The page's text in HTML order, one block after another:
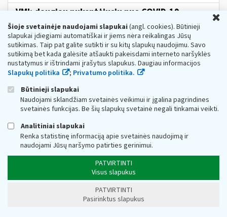
VMI: daugiau nukentėjusių nuo COVID-19
verslininkų gali teikti paraišką subsidijai
Web turinio sąrašas 2021-04-07
Valstybinė mokesčių inspekcija (toliau – VMI)
informuoja, jog įsigaliojus subsidijų nuo COVID-19
nukentėjusioms įmonėms Aprašo pakeitimui,
individualioms įmonėms, mažosioms bendrijoms,...
Metai:2021
DUK Dėl priemonės „subsidijos įmonėms,
veikiančioms itin paveiktuose sektoriuose“
Web turinio sąrašas
1.Koks teisės aktas reglamentuoja subsidijų skyrimą
įmonėms? Subsidijų įmonėms, veikiančioms itin
paveiktuose sektoriuose, lėšų skyrimoir
administravimo tvarkos aprašas...
Dėl tiesioginio PVMir(arba) akcizų lengvatų
Šioje svetainėje naudojami slapukai(angl. cookies). Būtinieji
slapukai įdiegiami automatiškai ir jiems nėra reikalingas Jūsų
sutikimas. Taip pat galite sutikti ir su kitų slapukų naudojimu. Savo
sutikimą bet kada galėsite atšaukti pakeisdami interneto naršyklės
nustatymus ir ištrindami įrašytus slapukus. Daugiau informacijos
Slapukų politika
; Privatumo politika.
Būtinieji slapukai
Naudojami sklandžiam svetainės veikimui ir įgalina pagrindines
svetainės funkcijas. Be šių slapukų svetainė negali tinkamai veikti.
Analitiniai slapukai
Renka statistinę informaciją apie svetainės naudojimą ir
naudojami Jūsų naršymo patirties gerinimui.
PATVIRTINTI
Visus slapukus
PATVIRTINTI
Pasirinktus slapukus